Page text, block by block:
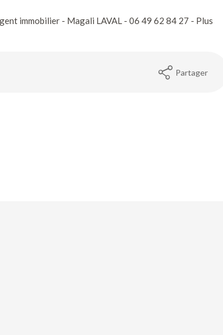
immobilier - Magali LAVAL - 06 49 62 84 27 - Plus
Partager